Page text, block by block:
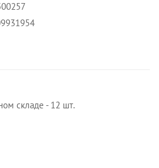
складе - 12 шт.